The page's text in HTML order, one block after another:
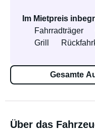
Im Mietpreis
Fahrradträger
Grill
Gesamte
Über das